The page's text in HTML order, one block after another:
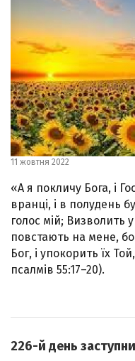
11 жовтня 2022
«А я покличу Бога, і
вранці, і в полудень
голос мій; Визволить
повстають на мене,
Бог, і упокорить їх
псалмів 55:17–20).
226-й день